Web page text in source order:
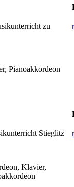
zu
Pianoakkordeon
Stieglitz
Klavier,